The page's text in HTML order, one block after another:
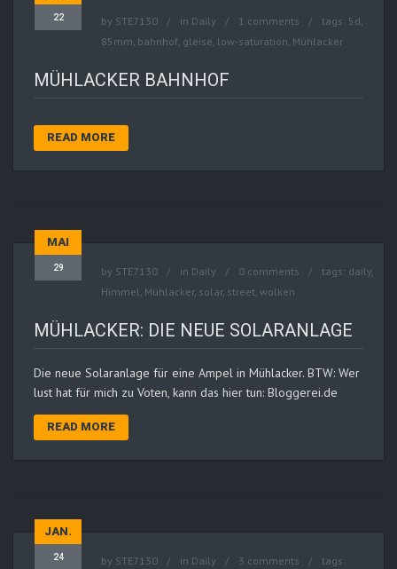
22 by STE7130 in Daily 1 comments tags: 5d,
85mm, bahnhof, gleise, low-saturation, Mühlacker
MÜHLACKER BAHNHOF
READ MORE
MAI
29 by STE7130 in Daily 0 comments tags: daily,
Himmel, Mühlacker, solar, street, wolken
MÜHLACKER: DIE NEUE SOLARANLAGE
Die neue Solaranlage für eine Ampel in Mühlacker. BTW: Wer
lust hat für mich zu Voten, kann das hier tun: Bloggerei.de
READ MORE
JAN.
24 by STE7130 in Daily 3 comments
tags: